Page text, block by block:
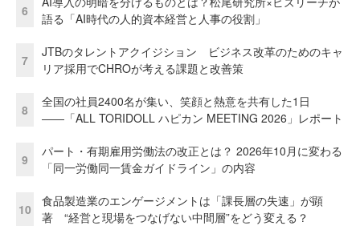
6
語る「AI時代の人的資本経営と人事の役割」
7
JTBのタレントアクイジション ビジネス改革のためのキャ
リア採用でCHROが考える課題と改善策
8
全国の社員2400名が集い、笑顔と熱意を共有した1日
――「ALL TORIDOLL ハピカン MEETING 2026」レポート
9
パート・有期雇用労働法の改正とは？ 2026年10月に変わる
「同一労働同一賃金ガイドライン」の内容
10
食品製造業のエンゲージメントは「課長層の失速」が顕
著 “経営と現場をつなげない中間層”をどう変える？